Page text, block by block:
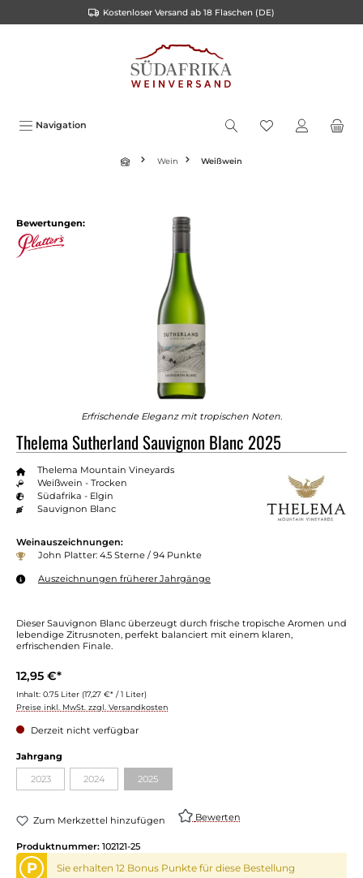
Kostenloser Versand ab 18 Flaschen (DE)
Navigation
Wein Weißwein
Bewertungen:
Erfrischende Eleganz mit tropischen Noten.
Thelema Sutherland Sauvignon Blanc 2025
Thelema Mountain Vineyards
Weißwein - Trocken
Südafrika - Elgin
Sauvignon Blanc
Weinauszeichnungen:
John Platter: 4.5 Sterne / 94 Punkte
Auszeichnungen früherer Jahrgänge
Dieser Sauvignon Blanc überzeugt durch frische tropische Aromen und
lebendige Zitrusnoten, perfekt balanciert mit einem klaren,
erfrischenden Finale.
12,95 €*
Inhalt: 0.75 Liter (17,27 €* / 1 Liter)
Preise inkl. MwSt. zzgl. Versandkosten
Derzeit nicht verfügbar
Jahrgang
2023 2024 2025
Zum Merkzettel hinzufügen Bewerten
Produktnummer: 102121-25
P Sie erhalten 12 Bonus Punkte für diese Bestellung